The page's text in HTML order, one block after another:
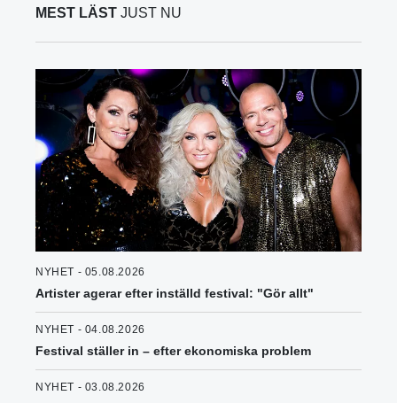
MEST LÄST JUST NU
NYHET - 05.08.2026
Artister agerar efter inställd festival: "Gör allt"
NYHET - 04.08.2026
Festival ställer in – efter ekonomiska problem
NYHET - 03.08.2026